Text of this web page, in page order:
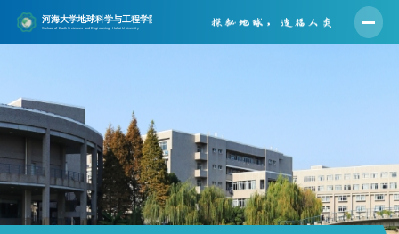
学院概况
师资队伍
人才培养
学科建设